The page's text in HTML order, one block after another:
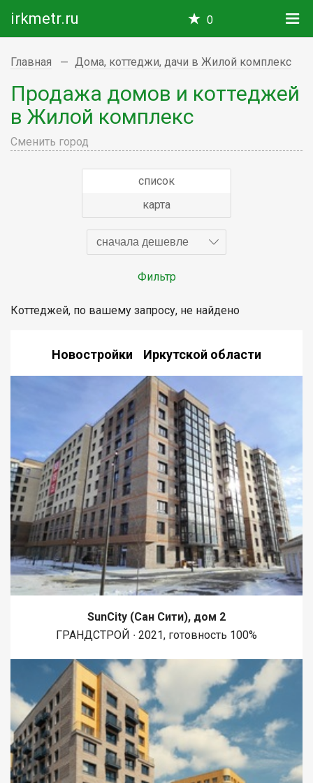
irkmetr.ru 0
Главная Дома, коттеджи, дачи в Жилой комплекс
Продажа домов и коттеджей
в Жилой комплекс
Сменить город
список
карта
сначала дешевле
Фильтр
Коттеджей, по вашему запросу, не найдено
Новостройки Иркутской области
SunCity (Сан Сити), дом 2
ГРАНДСТРОЙ ∙ 2021, готовность 100%